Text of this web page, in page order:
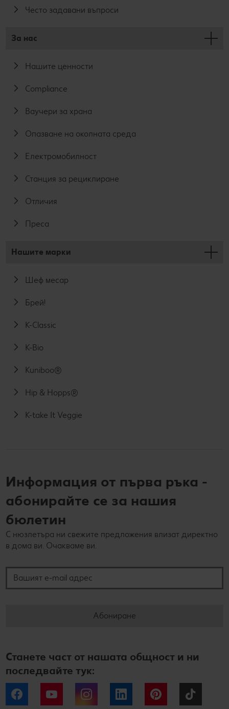
Често задавани въпроси
За нас
Нашите ценности
Compliance
Ваучери за храна
Опазване на околната среда
Електромобилност
Станция за рециклиране
Отличия
Преса
Нашите марки
Шеф месар
Брей!
K-Classic
K-Bio
Kuniboo®
Hip & Hopps®
K-take It Veggie
Информация от първа ръка -
абонирайте се за нашия
бюлетин
С нюзлетъра ни свежите предложения влизат директно
в дома ви. Очакваме ви.
Абониране
Станете част от нашата общност и ни
последвайте тук:
Facebook YouTube Instagram LinkedIn Pinterest